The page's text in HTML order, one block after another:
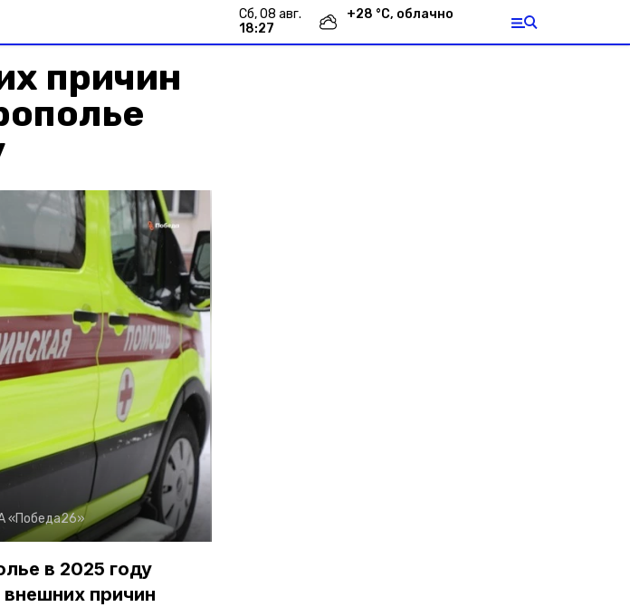
сб, 08 авг.
18:27
+28 °С, облачно
причин
«Победа26»
в 2025 году
причин